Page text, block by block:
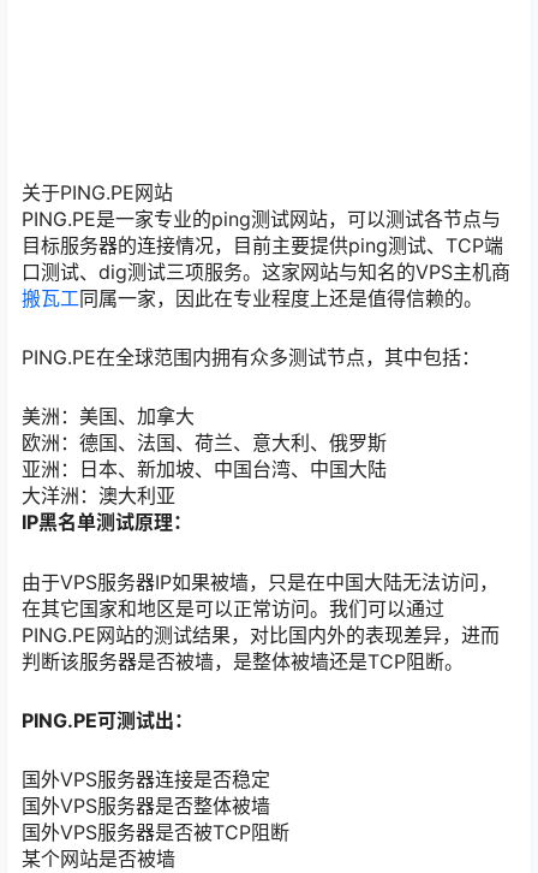
关于PING.PE网站
PING.PE是一家专业的ping测试网站，可以测试各节点与
目标服务器的连接情况，目前主要提供ping测试、TCP端
口测试、dig测试三项服务。这家网站与知名的VPS主机商
搬瓦工同属一家，因此在专业程度上还是值得信赖的。
PING.PE在全球范围内拥有众多测试节点，其中包括：
美洲：美国、加拿大
欧洲：德国、法国、荷兰、意大利、俄罗斯
亚洲：日本、新加坡、中国台湾、中国大陆
大洋洲：澳大利亚
IP黑名单测试原理：
由于VPS服务器IP如果被墙，只是在中国大陆无法访问，
在其它国家和地区是可以正常访问。我们可以通过
PING.PE网站的测试结果，对比国内外的表现差异，进而
判断该服务器是否被墙，是整体被墙还是TCP阻断。
PING.PE可测试出：
国外VPS服务器连接是否稳定
国外VPS服务器是否整体被墙
国外VPS服务器是否被TCP阻断
某个网站是否被墙